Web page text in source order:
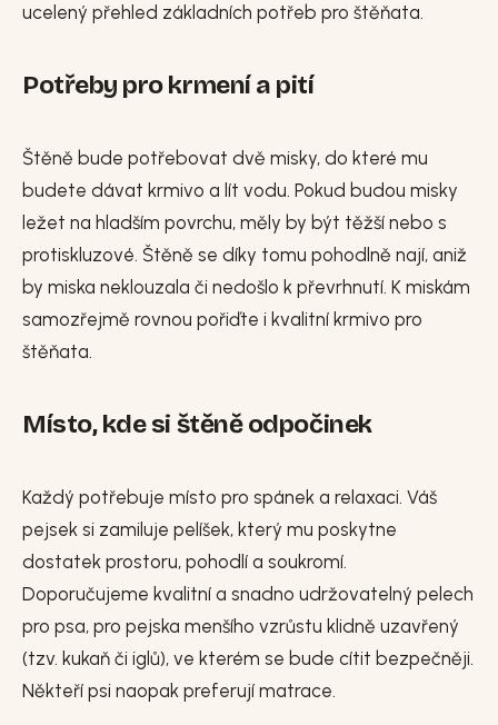
ucelený přehled základních potřeb pro štěňata.
Potřeby pro krmení a pití
Štěně bude potřebovat dvě misky, do které mu
budete dávat krmivo a lít vodu. Pokud budou misky
ležet na hladším povrchu, měly by být těžší nebo s
protiskluzové. Štěně se díky tomu pohodlně nají, aniž
by miska neklouzala či nedošlo k převrhnutí. K miskám
samozřejmě rovnou pořiďte i kvalitní krmivo pro
štěňata.
Místo, kde si štěně odpočinek
Každý potřebuje místo pro spánek a relaxaci. Váš
pejsek si zamiluje pelíšek, který mu poskytne
dostatek prostoru, pohodlí a soukromí.
Doporučujeme kvalitní a snadno udržovatelný pelech
pro psa, pro pejska menšího vzrůstu klidně uzavřený
(tzv. kukaň či iglů), ve kterém se bude cítit bezpečněji.
Někteří psi naopak preferují matrace.